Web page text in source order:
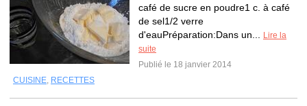
café de sucre en poudre1 c. à café
de sel1/2 verre
d'eauPréparation:Dans un...
Lire la
suite
Publié le 18 janvier 2014
CUISINE, RECETTES